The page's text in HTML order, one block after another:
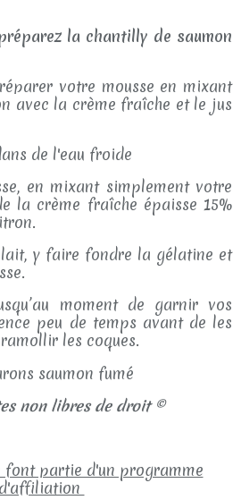
la chantilly de saumon
votre mousse en mixant
avec la crème fraîche et le jus
de l'eau froide
en mixant simplement votre
la crème fraîche épaisse 15%
lait, y faire fondre la gélatine et
moment de garnir vos
peu de temps avant de les
les coques.
non libres de droit ©
font partie d'un programme
d'affiliation